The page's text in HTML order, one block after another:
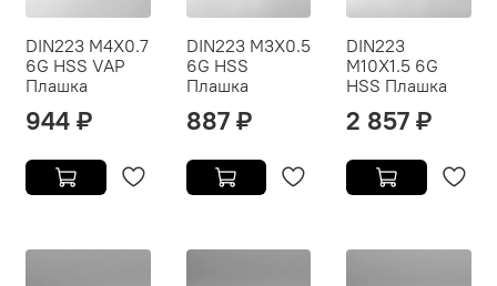
DIN223 M4X0.7
6G HSS VAP
Плашка
944 ₽
DIN223 M3X0.5
6G HSS
Плашка
887 ₽
DIN223
M10X1.5 6G
HSS Плашка
2 857 ₽